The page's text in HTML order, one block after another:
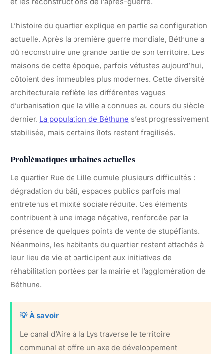
L’histoire du quartier explique en partie sa configuration
actuelle. Après la première guerre mondiale, Béthune a
dû reconstruire une grande partie de son territoire. Les
maisons de cette époque, parfois vétustes aujourd’hui,
côtoient des immeubles plus modernes. Cette diversité
architecturale reflète les différentes vagues
d’urbanisation que la ville a connues au cours du siècle
dernier. La population de Béthune s’est progressivement
stabilisée, mais certains îlots restent fragilisés.
Problématiques urbaines actuelles
Le quartier Rue de Lille cumule plusieurs difficultés :
dégradation du bâti, espaces publics parfois mal
entretenus et mixité sociale réduite. Ces éléments
contribuent à une image négative, renforcée par la
présence de quelques points de vente de stupéfiants.
Néanmoins, les habitants du quartier restent attachés à
leur lieu de vie et participent aux initiatives de
réhabilitation portées par la mairie et l’agglomération de
Béthune.
💡 À savoir
Le canal d’Aire à la Lys traverse le territoire
communal et offre un axe de développement